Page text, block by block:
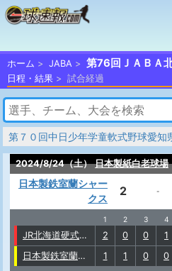
ホーム JABA 第76回ＪＡＢＡ
日程・結果 試合経過
第７０回中日少年学童軟式野球愛知
2024/8/24（土） 日本製紙白老球場
日本製鉄室蘭シャー
クス
2 -
1 2 3 4
JR北海道硬式野球クラブ 2 0 0 1
日本製鉄室蘭シャークス
1 1 0 0